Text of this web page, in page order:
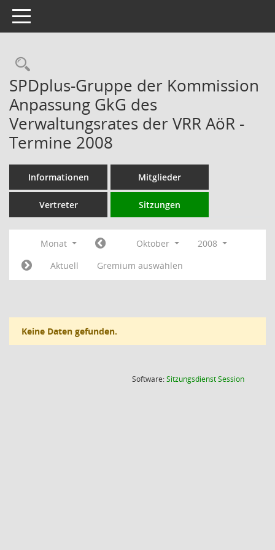
Toggle navigation
Rechercheauswahl
SPDplus-Gruppe der Kommission
Anpassung GkG des
Verwaltungsrates der VRR AöR -
Termine 2008
Informationen Mitglieder
Vertreter Sitzungen
Monat Oktober
2008
Aktuell
Gremium auswählen
Keine Daten gefunden.
Software:SitzungsdienstSession(Wird in